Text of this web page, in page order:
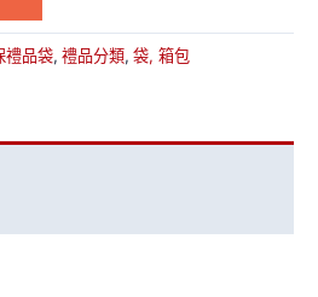
禮品袋, 禮品分類, 袋, 箱包